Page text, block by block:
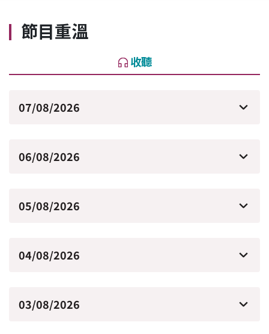
節目重溫
收聽
07/08/2026
06/08/2026
05/08/2026
04/08/2026
03/08/2026